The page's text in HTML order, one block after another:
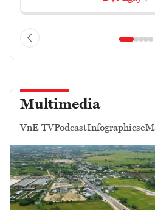
Multimedia
VnE TVPodcastInfographics